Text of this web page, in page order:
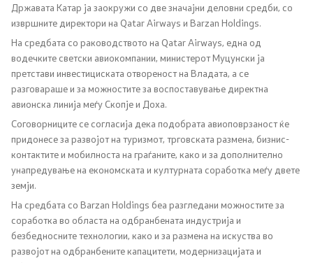
Прашањето за името
Посети ја Северна Македонија
Европски систем за влез и излез и патни одобренија
Конзуларни услуги
Македонски државјани
Странски државјани
Колку сте задоволни од конзуларните услуги
Државата Катар ја заокружи со две значајни деловни средби, со
извршните директори на Qatar Airways и Barzan Holdings.
На средбата со раководството на Qatar Airways, една од
водечките светски авиокомпании, министерот Муцунски ја
претстави инвестициската отвореност на Владата, а се
разговараше и за можностите за воспоставување директна
авионска линија меѓу Скопје и Доха.
Соговорниците се согласија дека подобрата авиоповрзаност ќе
придонесе за развојот на туризмот, трговската размена, бизнис-
контактите и мобилноста на граѓаните, како и за дополнително
унапредување на економската и културната соработка меѓу двете
земји.
На средбата со Barzan Holdings беа разгледани можностите за
соработка во областа на одбранбената индустрија и
безбедносните технологии, како и за размена на искуства во
развојот на одбранбените капацитети, модернизацијата и